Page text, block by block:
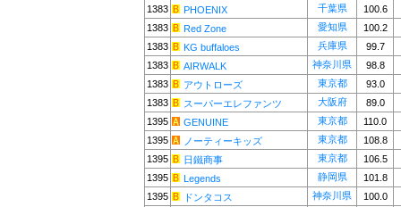
1383
PHOENIX 千葉県
100.6
1383
Red Zone 愛知県
100.2
1383
KG buffaloes 兵庫県
99.7
1383
AIRWALK 神奈川県
98.8
1383
アウトローズ 東京都
93.0
1383
スーパーエレファンツ 大阪府
89.0
1395
GENUINE 東京都
110.0
1395
ノーティーキッズ 東京都
108.8
1395
日鐵商事 東京都
106.5
1395
Legends 静岡県
101.8
1395
ドンタコス 神奈川県 100.0